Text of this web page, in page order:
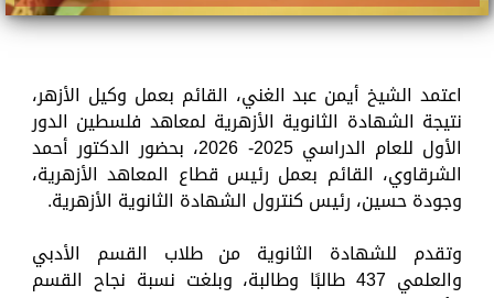
اعتمد الشيخ أيمن عبد الغني، القائم بعمل وكيل الأزهر،
نتيجة الشهادة الثانوية الأزهرية لمعاهد فلسطين الدور
الأول للعام الدراسي 2025- 2026، بحضور الدكتور أحمد
الشرقاوي، القائم بعمل رئيس قطاع المعاهد الأزهرية،
وجودة حسين، رئيس كنترول الشهادة الثانوية الأزهرية.
وتقدم للشهادة الثانوية من طلاب القسم الأدبي
والعلمي 437 طالبًا وطالبة، وبلغت نسبة نجاح القسم